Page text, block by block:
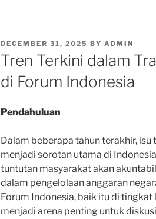
POSTED
ON
DECEMBER 31, 2025 BY ADMIN
Tren Terkini dalam
di Forum Indonesia
Pendahuluan
Dalam beberapa tahun terakhir,
menjadi sorotan utama di
tuntutan masyarakat akan
dalam pengelolaan anggaran
Forum Indonesia, baik itu di
menjadi arena penting untuk